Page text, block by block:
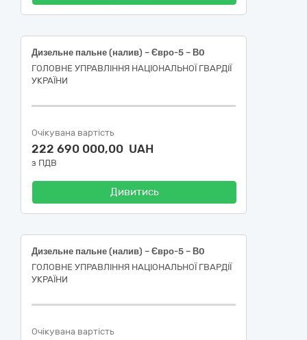
Дизельне пальне (налив) – Євро-5 – В0
ГОЛОВНЕ УПРАВЛІННЯ НАЦІОНАЛЬНОЇ ГВАРДІЇ
УКРАЇНИ
Очікувана вартість
222 690 000,00 UAH
з ПДВ
Дивитись
Дизельне пальне (налив) – Євро-5 – В0
ГОЛОВНЕ УПРАВЛІННЯ НАЦІОНАЛЬНОЇ ГВАРДІЇ
УКРАЇНИ
Очікувана вартість